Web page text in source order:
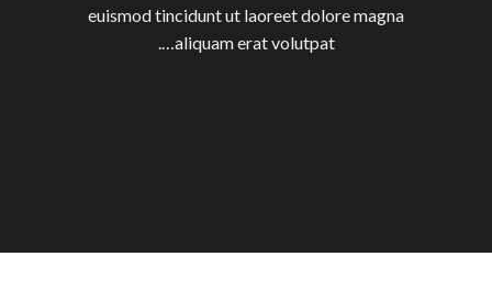
euismod tincidunt ut laoreet dolore magna
aliquam erat volutpat….